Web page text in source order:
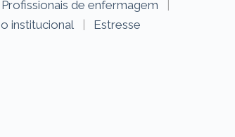
Profissionais de enfermagem
|
institucional |
Estresse